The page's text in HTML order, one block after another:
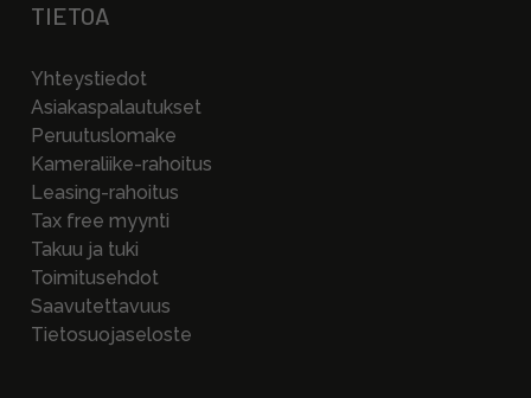
TIETOA
Yhteystiedot
Asiakaspalautukset
Peruutuslomake
Kameraliike-rahoitus
Leasing-rahoitus
Tax free myynti
Takuu ja tuki
Toimitusehdot
Saavutettavuus
Tietosuojaseloste